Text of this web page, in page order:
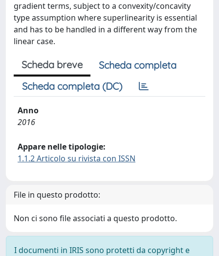
gradient terms, subject to a convexity/concavity
type assumption where superlinearity is essential
and has to be handled in a different way from the
linear case.
Scheda breve
Scheda completa
Scheda completa (DC)
Anno
2016
Appare nelle tipologie:
1.1.2 Articolo su rivista con ISSN
File in questo prodotto:
Non ci sono file associati a questo prodotto.
I documenti in IRIS sono protetti da copyright e